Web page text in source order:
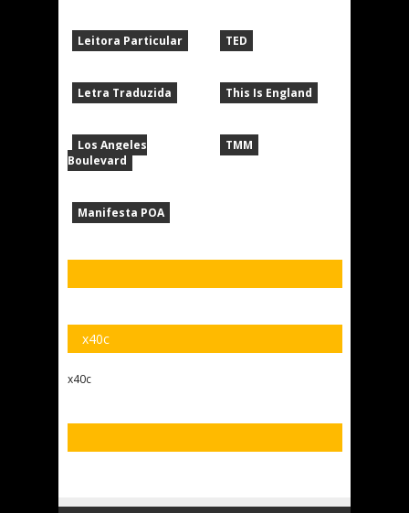
Leitora Particular
Letra Traduzida
Los Angeles
Boulevard
Manifesta POA
TED
This Is England
TMM
x40c
x40c